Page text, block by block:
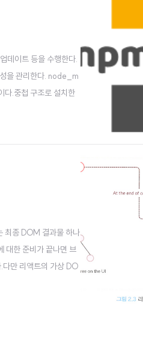
데이트 등을 수행한다.
을 관리한다. node_m
다.중첩 구조로 설치한
최종 DOM 결과물 하나
대한 준비가 끝나면 브
만 리액트의 가상 DO